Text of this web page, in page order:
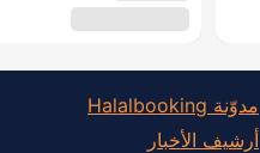
مدوّنة Halalbooking
أرشيف الأخبار